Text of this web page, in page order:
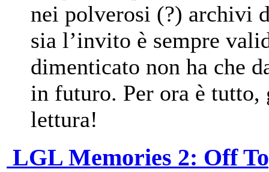
nei polverosi (?) archivi
sia l’invito è sempre
dimenticato non ha che
in futuro. Per ora è
lettura!
LGL Memories 2: Off